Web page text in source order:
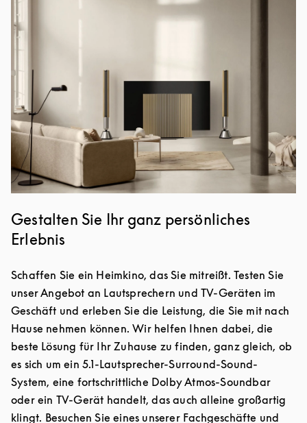
Gestalten Sie Ihr ganz persönliches
Erlebnis
Schaffen Sie ein Heimkino, das Sie mitreißt. Testen Sie
unser Angebot an Lautsprechern und TV-Geräten im
Geschäft und erleben Sie die Leistung, die Sie mit nach
Hause nehmen können. Wir helfen Ihnen dabei, die
beste Lösung für Ihr Zuhause zu finden, ganz gleich, ob
es sich um ein 5.1-Lautsprecher-Surround-Sound-
System, eine fortschrittliche Dolby Atmos-Soundbar
oder ein TV-Gerät handelt, das auch alleine großartig
klingt. Besuchen Sie eines unserer Fachgeschäfte und